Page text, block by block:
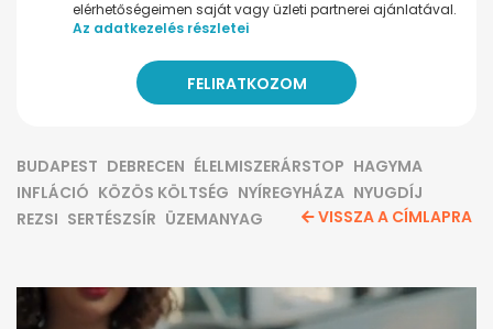
elérhetőségeimen saját vagy üzleti partnerei ajánlatával.
Az adatkezelés részletei
BUDAPEST DEBRECEN ÉLELMISZERÁRSTOP HAGYMA
INFLÁCIÓ KÖZÖS KÖLTSÉG NYÍREGYHÁZA NYUGDÍJ
REZSI SERTÉSZSÍR ÜZEMANYAG VISSZA A CÍMLAPRA